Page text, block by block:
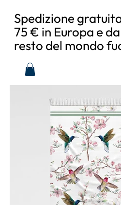
Spedizione
75 € in Europa e
resto del mondo